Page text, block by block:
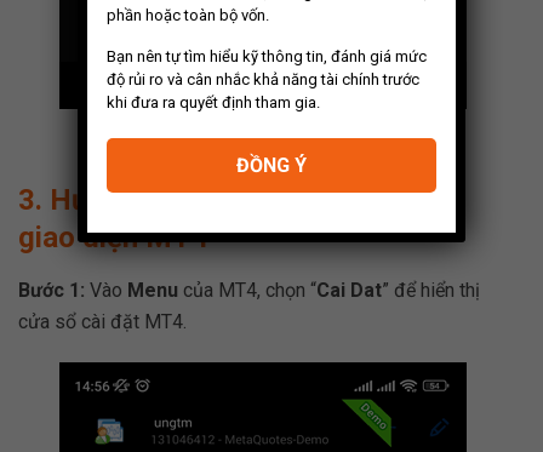
Lựa chọn các chỉ báo mà bạn muốn xóa bỏ
3. Hướng dẫn chỉnh sửa màu sắc
giao diện MT4
Bước 1: Vào Menu của MT4, chọn “Cai Dat” để hiển thị
cửa sổ cài đặt MT4.
phần hoặc toàn bộ vốn.
Bạn nên tự tìm hiểu kỹ thông tin, đánh giá mức
độ rủi ro và cân nhắc khả năng tài chính trước
khi đưa ra quyết định tham gia.
ĐỒNG Ý